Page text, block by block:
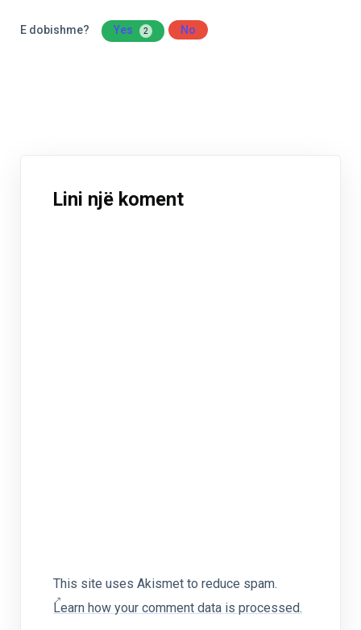
E dobishme? Yes 2 No
Lini një koment
This site uses Akismet to reduce spam.
Learn how your comment data is processed.